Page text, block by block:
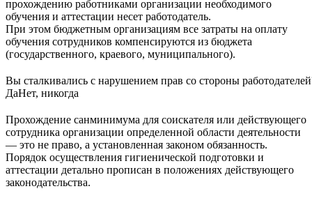
прохождению работниками организации необходимого
обучения и аттестации несет работодатель.
При этом бюджетным организациям все затраты на оплату
обучения сотрудников компенсируются из бюджета
(государственного, краевого, муниципального).
Вы сталкивались с нарушением прав со стороны
ДаНет, никогда
Прохождение санминимума для соискателя или действующего
сотрудника организации определенной области деятельности
— это не право, а установленная законом обязанность.
Порядок осуществления гигиенической подготовки и
аттестации детально прописан в положениях действующего
законодательства.